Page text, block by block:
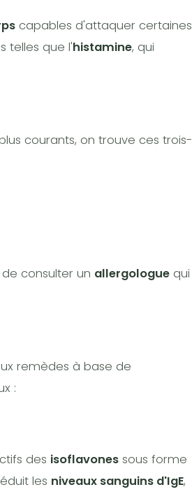
capables d'attaquer certaines
telles que l'histamine, qui
courants, on trouve ces trois-
consulter un allergologue qui
remèdes à base de
:
des isoflavones sous forme
les niveaux sanguins d'IgE,